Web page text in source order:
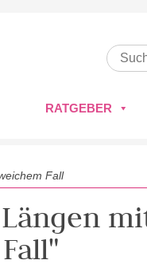
RATGEBER
Fall
Fall"